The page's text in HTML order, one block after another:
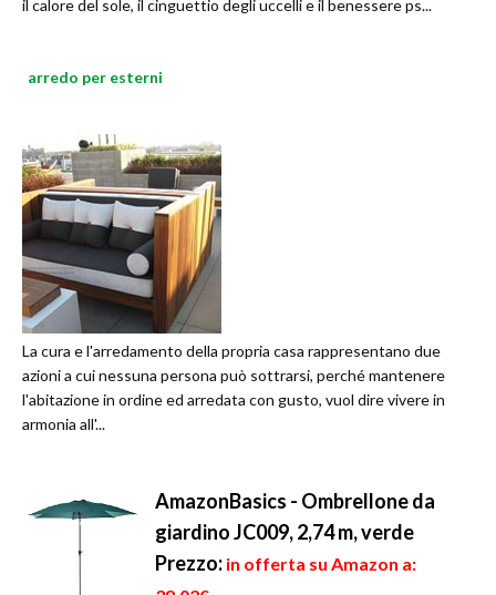
il calore del sole, il cinguettio degli uccelli e il benessere ps...
arredo per esterni
La cura e l'arredamento della propria casa rappresentano due
azioni a cui nessuna persona può sottrarsi, perché mantenere
l'abitazione in ordine ed arredata con gusto, vuol dire vivere in
armonia all'...
AmazonBasics - Ombrellone da
giardino JC009, 2,74 m, verde
Prezzo: in offerta su Amazon a: